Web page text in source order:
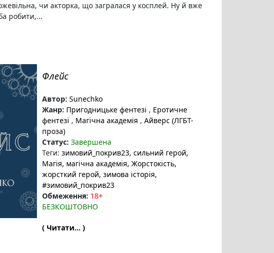
чи акторка, що загралася у косплей. Ну й вже
робити,...
Флейс
Автор: Sunechko
Жанр: Пригодницьке фентезі , Еротичне
фентезі , Магічна академія , Айверс (ЛГБТ-
проза)
Статус: Завершена
Теги: зимовий_покрив23, сильний герой,
Магія, магічна академія, Жорстокість,
жорсткий герой, зимова історія,
#зимовий_покрив23
Обмеження: 18+
БЕЗКОШТОВНО
( Читати... )